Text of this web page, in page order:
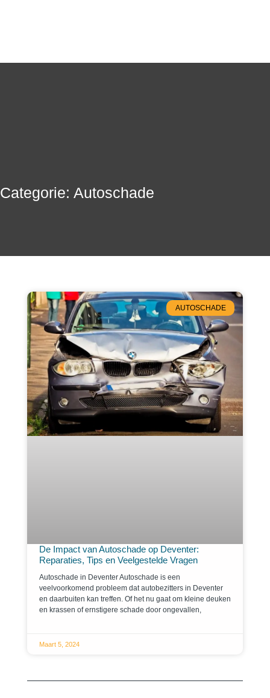
Categorie: Autoschade
AUTOSCHADE
De Impact van Autoschade op Deventer:
Reparaties, Tips en Veelgestelde Vragen
Autoschade in Deventer Autoschade is een
veelvoorkomend probleem dat autobezitters in Deventer
en daarbuiten kan treffen. Of het nu gaat om kleine deuken
en krassen of ernstigere schade door ongevallen,
Maart 5, 2024